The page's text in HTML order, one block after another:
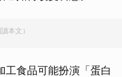
本文）
工食品可能扮演「蛋白